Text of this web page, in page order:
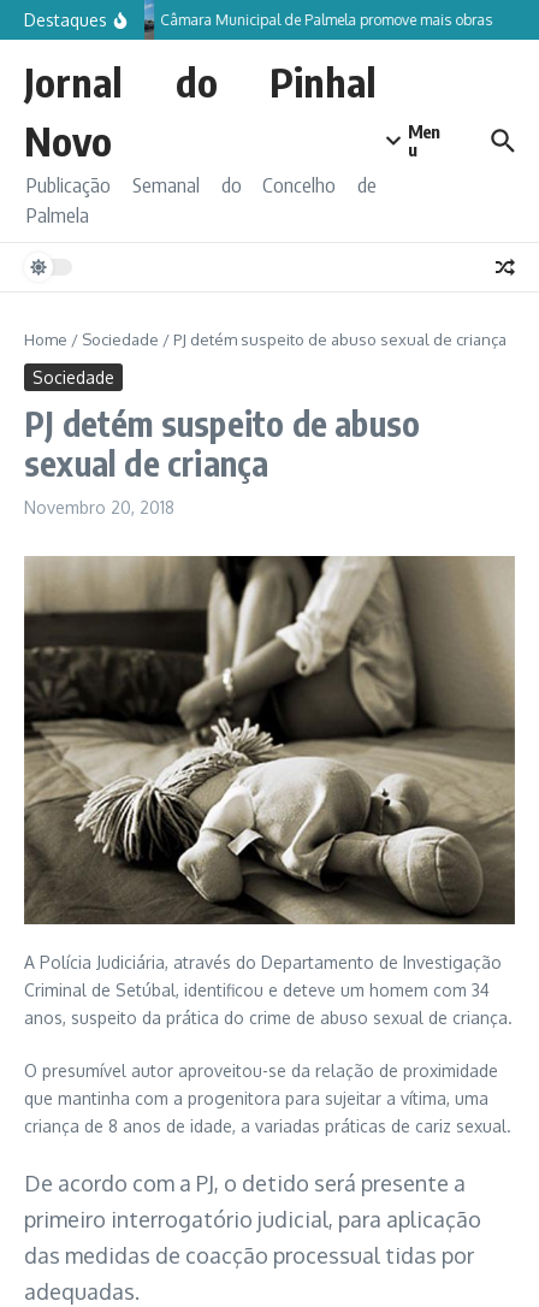
Ir para o conteúdo
Destaques Câmara Municipal de Palmela promove mais obras
Jornal do Pinhal
Novo
Publicação Semanal do Concelho de
Palmela
Men
u
Home / Sociedade / PJ detém suspeito de abuso sexual de criança
Sociedade
PJ detém suspeito de abuso
sexual de criança
Novembro 20, 2018
A Polícia Judiciária, através do Departamento de Investigação
Criminal de Setúbal, identificou e deteve um homem com 34
anos, suspeito da prática do crime de abuso sexual de criança.
O presumível autor aproveitou-se da relação de proximidade
que mantinha com a progenitora para sujeitar a vítima, uma
criança de 8 anos de idade, a variadas práticas de cariz sexual.
De acordo com a PJ, o detido será presente a
primeiro interrogatório judicial, para aplicação
das medidas de coacção processual tidas por
adequadas.